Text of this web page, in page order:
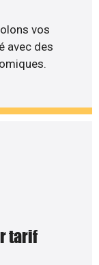
vos
avec des
tarif